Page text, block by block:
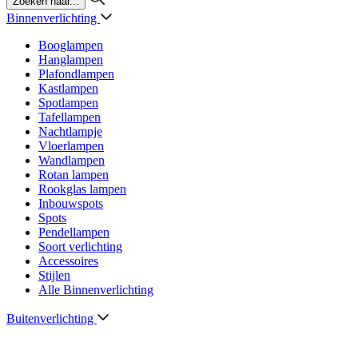
Binnenverlichting
Booglampen
Hanglampen
Plafondlampen
Kastlampen
Spotlampen
Tafellampen
Nachtlampje
Vloerlampen
Wandlampen
Rotan lampen
Rookglas lampen
Inbouwspots
Spots
Pendellampen
Soort verlichting
Accessoires
Stijlen
Alle Binnenverlichting
Buitenverlichting